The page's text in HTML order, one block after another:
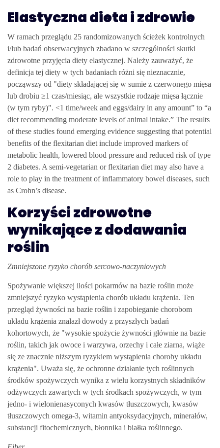
Elastyczna dieta i zdrowie
W ramach przeglądu 25 randomizowanych ścieżek kontrolnych
i/lub badań obserwacyjnych zbadano w szczególności skutki
zdrowotne przyjęcia diety elastycznej. Należy zauważyć, że
definicja tej diety w tych badaniach różni się nieznacznie,
począwszy od "diety składającej się w sumie z czerwonego mięsa
lub drobiu ≥1 czas/miesiąc, ale wszystkie rodzaje mięsa łącznie
(w tym ryby)". <1 time/week and eggs/dairy in any amount” to “a
diet recommending moderate levels of animal intake.” The results
of these studies found emerging evidence suggesting that potential
benefits of the flexitarian diet include improved markers of
metabolic health, lowered blood pressure and reduced risk of type
2 diabetes. A semi-vegetarian or flexitarian diet may also have a
role to play in the treatment of inflammatory bowel diseases, such
as Crohn’s disease.
Korzyści zdrowotne
wynikające z dodawania
roślin
Zmniejszone ryzyko chorób sercowo-naczyniowych
Spożywanie większej ilości pokarmów na bazie roślin może
zmniejszyć ryzyko wystąpienia chorób układu krążenia. Ten
przegląd żywności na bazie roślin i zapobieganie chorobom
układu krążenia znalazł dowody z przyszłych badań
kohortowych, że "wysokie spożycie żywności głównie na bazie
roślin, takich jak owoce i warzywa, orzechy i całe ziarna, wiąże
się ze znacznie niższym ryzykiem wystąpienia choroby układu
krążenia". Uważa się, że ochronne działanie tych roślinnych
środków spożywczych wynika z wielu korzystnych składników
odżywczych zawartych w tych środkach spożywczych, w tym
jedno- i wielonienasyconych kwasów tłuszczowych, kwasów
tłuszczowych omega-3, witamin antyoksydacyjnych, minerałów,
substancji fitochemicznych, błonnika i białka roślinnego.